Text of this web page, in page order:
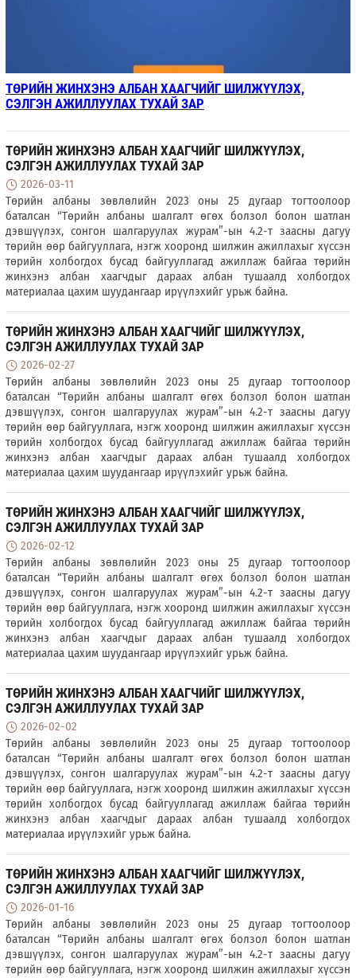
ТӨРИЙН ЖИНХЭНЭ АЛБАН ХААГЧИЙГ ШИЛЖҮҮЛЭХ,
СЭЛГЭН АЖИЛЛУУЛАХ ТУХАЙ ЗАР
ТӨРИЙН ЖИНХЭНЭ АЛБАН ХААГЧИЙГ ШИЛЖҮҮЛЭХ,
СЭЛГЭН АЖИЛЛУУЛАХ ТУХАЙ ЗАР
2026-03-11
Төрийн албаны зөвлөлийн 2023 оны 25 дугаар тогтоолоор
баталсан “Төрийн албаны шалгалт өгөх болзол болон шатлан
дэвшүүлэх, сонгон шалгаруулах журам”-ын 4.2-т заасны дагуу
төрийн өөр байгууллага, нэгж хооронд шилжин ажиллахыг хүссэн
төрийн холбогдох бусад байгууллагад ажиллаж байгаа төрийн
жинхэнэ албан хаагчдыг дараах албан тушаалд холбогдох
материалаа цахим шуудангаар ирүүлэхийг урьж байна.
ТӨРИЙН ЖИНХЭНЭ АЛБАН ХААГЧИЙГ ШИЛЖҮҮЛЭХ,
СЭЛГЭН АЖИЛЛУУЛАХ ТУХАЙ ЗАР
2026-02-27
Төрийн албаны зөвлөлийн 2023 оны 25 дугаар тогтоолоор
баталсан “Төрийн албаны шалгалт өгөх болзол болон шатлан
дэвшүүлэх, сонгон шалгаруулах журам”-ын 4.2-т заасны дагуу
төрийн өөр байгууллага, нэгж хооронд шилжин ажиллахыг хүссэн
төрийн холбогдох бусад байгууллагад ажиллаж байгаа төрийн
жинхэнэ албан хаагчдыг дараах албан тушаалд холбогдох
материалаа цахим шуудангаар ирүүлэхийг урьж байна.
ТӨРИЙН ЖИНХЭНЭ АЛБАН ХААГЧИЙГ ШИЛЖҮҮЛЭХ,
СЭЛГЭН АЖИЛЛУУЛАХ ТУХАЙ ЗАР
2026-02-12
Төрийн албаны зөвлөлийн 2023 оны 25 дугаар тогтоолоор
баталсан “Төрийн албаны шалгалт өгөх болзол болон шатлан
дэвшүүлэх, сонгон шалгаруулах журам”-ын 4.2-т заасны дагуу
төрийн өөр байгууллага, нэгж хооронд шилжин ажиллахыг хүссэн
төрийн холбогдох бусад байгууллагад ажиллаж байгаа төрийн
жинхэнэ албан хаагчдыг дараах албан тушаалд холбогдох
материалаа цахим шуудангаар ирүүлэхийг урьж байна.
ТӨРИЙН ЖИНХЭНЭ АЛБАН ХААГЧИЙГ ШИЛЖҮҮЛЭХ,
СЭЛГЭН АЖИЛЛУУЛАХ ТУХАЙ ЗАР
2026-02-02
Төрийн албаны зөвлөлийн 2023 оны 25 дугаар тогтоолоор
баталсан “Төрийн албаны шалгалт өгөх болзол болон шатлан
дэвшүүлэх, сонгон шалгаруулах журам”-ын 4.2-т заасны дагуу
төрийн өөр байгууллага, нэгж хооронд шилжин ажиллахыг хүссэн
төрийн холбогдох бусад байгууллагад ажиллаж байгаа төрийн
жинхэнэ албан хаагчдыг дараах албан тушаалд холбогдох
материалаа ирүүлэхийг урьж байна.
ТӨРИЙН ЖИНХЭНЭ АЛБАН ХААГЧИЙГ ШИЛЖҮҮЛЭХ,
СЭЛГЭН АЖИЛЛУУЛАХ ТУХАЙ ЗАР
2026-01-16
Төрийн албаны зөвлөлийн 2023 оны 25 дугаар тогтоолоор
баталсан “Төрийн албаны шалгалт өгөх болзол болон шатлан
дэвшүүлэх, сонгон шалгаруулах журам”-ын 4.2-т заасны дагуу
төрийн өөр байгууллага, нэгж хооронд шилжин ажиллахыг хүссэн